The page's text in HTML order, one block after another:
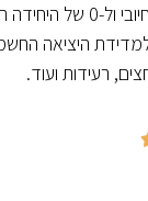
הנמדדת.
למדידת היציאה